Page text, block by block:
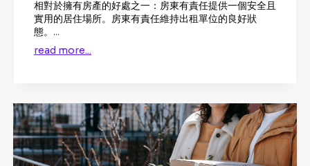
相對於擁有房產的好處之一：房東有責任提供一個安全且
實用的居住場所。房東有責任維持出租單位的良好狀
態。...
read more...